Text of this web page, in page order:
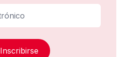
Inscribirse